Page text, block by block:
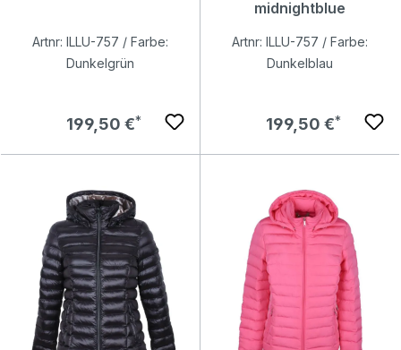
Artnr: ILLU-757 / Farbe:
Dunkelgrün
Regulärer Preis:
199,50 €
midnightblue
Artnr: ILLU-757 / Farbe:
Dunkelblau
Regulärer Preis:
199,50 €